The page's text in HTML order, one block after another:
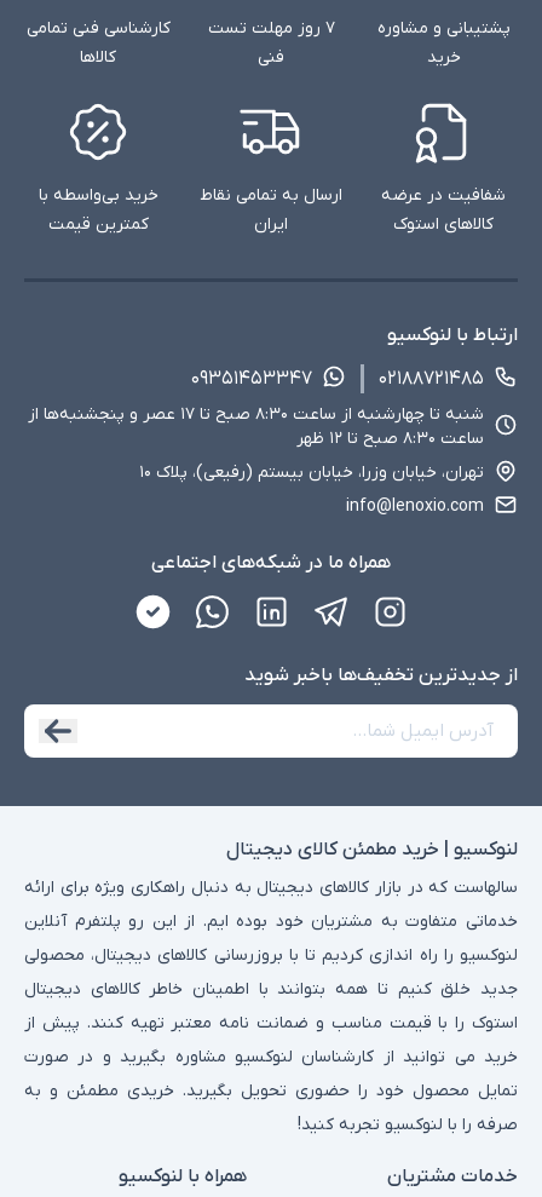
به آن دسترسی داشته باشد و عملیات را سریع‌تر انجام دهد. بدون رم
تأثیر رم بر عملکرد:
رم با سرعت و ظرفیت بالاتر، امکان اجرای سریع‌تر و روان‌تر برنامه‌ها و
بازی‌ها را فراهم می‌کند. برای مثال، در بازی‌های سنگین، رم کافی
می‌تواند از لگ (تاخیر) جلوگیری کند و در کارهای حرفه‌ای مانند ویرایش
2. انواع رم کامپیوتر و لپ‌تاپ
رم‌ها بر اساس نسل تکنولوژیکی و نوع طراحی به دسته‌های مختلفی
تقسیم می‌شوند. هر نسل پیشرفت‌هایی در سرعت، مصرف انرژی و
دارد. DDR3 برای سیستم‌های قدیمی مناسب است، اما برای کارهای
مدرن مانند گیمینگ یا ویرایش ویدیو توصیه نمی‌شود، زیرا پهنای باند
محدودی دارد. برندهایی مانند
DDR4:
پشتیبانی و مشاوره
خرید
۷ روز مهلت تست
فنی
کارشناسی فنی تمامی
کالاها
شفافیت در عرضه
کالاهای استوک
ارسال به تمامی نقاط
ایران
خرید بی‌واسطه با
کمترین قیمت
ارتباط با لنوکسیو
۰۲۱۸۸۷۲۱۴۸۵
۰۹۳۵۱۴۵۳۳۴۷
شنبه تا چهارشنبه از ساعت ۸:۳۰ صبح تا ۱۷ عصر و پنجشنبه‌ها از
ساعت ۸:۳۰ صبح تا ۱۲ ظهر
تهران، خیابان وزرا، خیابان بیستم (رفیعی)، پلاک ۱۰
info@lenoxio.com
همراه ما در شبکه‌های اجتماعی
از جدید‌ترین تخفیف‌ها با‌خبر شوید
لنوکسیو | خرید مطمئن کالای دیجیتال
سالهاست که در بازار کالاهای دیجیتال به دنبال راهکاری ویژه برای ارائه
خدماتی متفاوت به مشتریان خود بوده ایم. از این رو پلتفرم آنلاین
لنوکسیو را راه اندازی کردیم تا با بروزرسانی کالاهای دیجیتال، محصولی
جدید خلق کنیم تا همه بتوانند با اطمینان خاطر کالاهای دیجیتال
استوک را با قیمت مناسب و ضمانت نامه معتبر تهیه کنند. پیش از
خرید می توانید از کارشناسان لنوکسیو مشاوره بگیرید و در صورت
تمایل محصول خود را حضوری تحویل بگیرید. خریدی مطمئن و به
صرفه را با لنوکسیو تجربه کنید!
خدمات مشتریان همراه با لنوکسیو